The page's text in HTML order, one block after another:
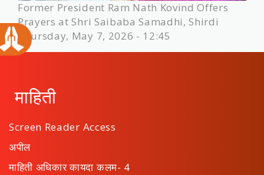
Former President Ram Nath Kovind Offers
Prayers at Shri Saibaba Samadhi, Shirdi
Thursday, May 7, 2026 - 12:45
माहिती
Screen Reader Access
अपील
माहिती अधिकार कायदा कलम- 4